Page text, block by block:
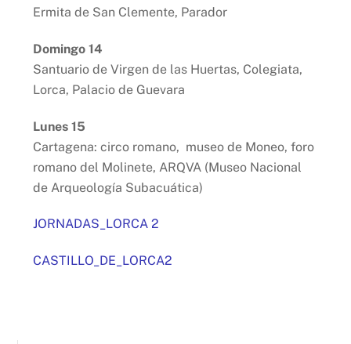
Ermita de San Clemente, Parador
Domingo 14
Santuario de Virgen de las Huertas, Colegiata,
Lorca, Palacio de Guevara
Lunes 15
Cartagena: circo romano, museo de Moneo, foro
romano del Molinete, ARQVA (Museo Nacional
de Arqueología Subacuática)
JORNADAS_LORCA 2
CASTILLO_DE_LORCA2